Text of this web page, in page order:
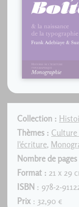
Collection :
Thèmes : Culture
l'écriture,
Nombre de pages
Format : 21 x 29
ISBN : 978-2-
Prix : 32,90 €